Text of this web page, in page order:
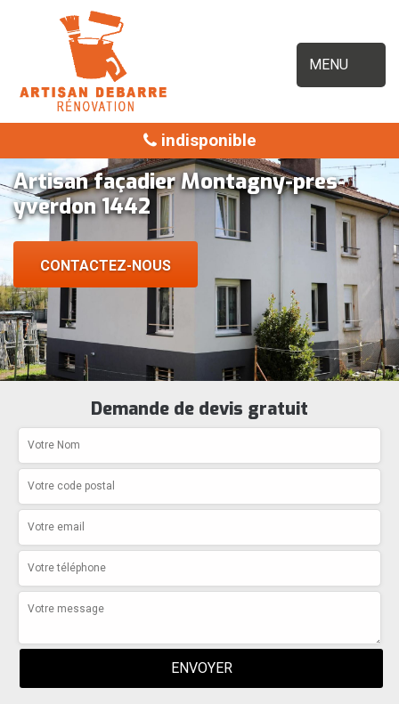
MENU
indisponible
Artisan façadier Montagny-pres-
yverdon 1442
CONTACTEZ-NOUS
Demande de devis gratuit